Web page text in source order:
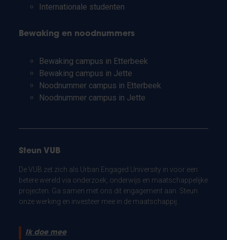
Internationale studenten
Bewaking en noodnummers
Bewaking campus in Etterbeek
Bewaking campus in Jette
Noodnummer campus in Etterbeek
Noodnummer campus in Jette
Steun VUB
De VUB zet zich als Urban Engaged University in voor een
betere wereld via onderzoek, onderwijs en maatschappelijke
projecten. Ga samen met ons dit engagement aan. Steun
onze werking en investeer mee in de maatschappij.
Ik doe mee